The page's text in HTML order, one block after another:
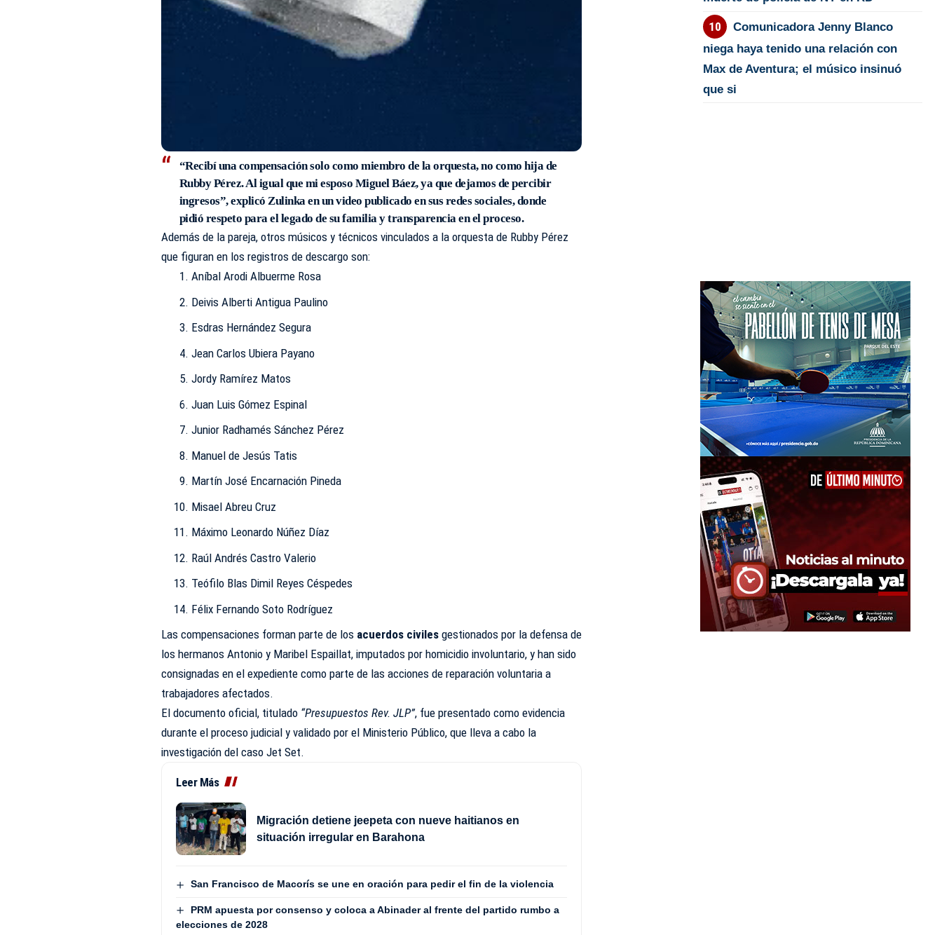
“Recibí una compensación solo como miembro de la orquesta, no como hija de
Rubby Pérez. Al igual que mi esposo Miguel Báez, ya que dejamos de percibir
ingresos”, explicó Zulinka en un video publicado en sus redes sociales, donde
pidió respeto para el legado de su familia y transparencia en el proceso.
Además de la pareja, otros músicos y técnicos vinculados a la orquesta de Rubby Pérez
que figuran en los registros de descargo son:
Aníbal Arodi Albuerme Rosa
Deivis Alberti Antigua Paulino
Esdras Hernández Segura
Jean Carlos Ubiera Payano
Jordy Ramírez Matos
Juan Luis Gómez Espinal
Junior Radhamés Sánchez Pérez
Manuel de Jesús Tatis
Martín José Encarnación Pineda
Misael Abreu Cruz
Máximo Leonardo Núñez Díaz
Raúl Andrés Castro Valerio
Teófilo Blas Dimil Reyes Céspedes
Félix Fernando Soto Rodríguez
Las compensaciones forman parte de los acuerdos civiles gestionados por la defensa de
los hermanos Antonio y Maribel Espaillat, imputados por homicidio involuntario, y han sido
consignadas en el expediente como parte de las acciones de reparación voluntaria a
trabajadores afectados.
El documento oficial, titulado “Presupuestos Rev. JLP”, fue presentado como evidencia
durante el proceso judicial y validado por el Ministerio Público, que lleva a cabo la
investigación del caso Jet Set.
Leer Más
Migración detiene jeepeta con nueve haitianos en
situación irregular en Barahona
San Francisco de Macorís se une en oración para pedir el fin de la violencia
PRM apuesta por consenso y coloca a Abinader al frente del partido rumbo a
elecciones de 2028
Comunicadora Jenny Blanco
niega haya tenido una relación con
Max de Aventura; el músico insinuó
que si